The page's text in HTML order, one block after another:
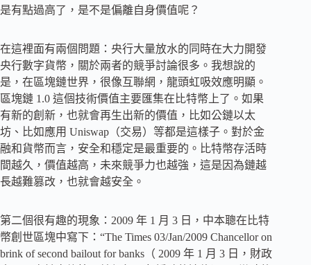
是有點過高了，是不是偏離自身價值呢？
在這裡面有兩個問題：央行大量放水的同時在大力開發
央行數字貨幣，關於兩者的競爭討論很多。我想說的
是，在區塊鏈世界，很像互聯網，龍頭虹吸效應明顯。
區塊鏈 1.0 這個技術價值主要匯集在比特幣上了。如果
有新的創新，也就會再生出新的價值，比如公鏈以太
坊、比如應用 Uniswap（交易）等都是這樣子。對於金
融和貨幣而言，安全和穩定是最重要的。比特幣存活時
間越久，價值越高，未來競爭力也越強，這是因為鏈越
長越難篡改，也就會越安全。
第二個很有趣的現象：2009 年 1 月 3 日，中本聰在比特
幣創世區塊中寫下：“The Times 03/Jan/2009 Chancellor on
brink of second bailout for banks（ 2009 年 1 月 3 日，財政